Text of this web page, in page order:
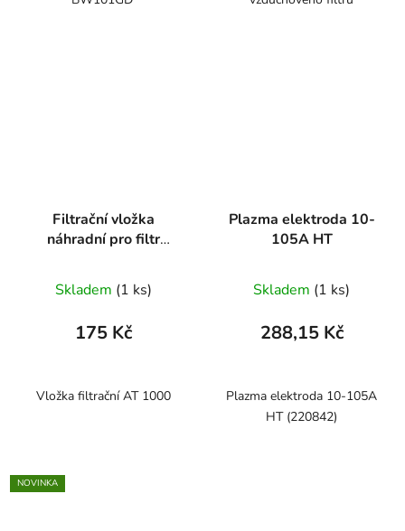
Filtrační vložka
náhradní pro filtr
Skladem (1 ks)
175 Kč
Vložka filtrační AT 1000
Plazma elektroda 10-
105A HT
Skladem (1 ks)
288,15 Kč
Plazma elektroda 10-105A
HT (220842)
NOVINKA